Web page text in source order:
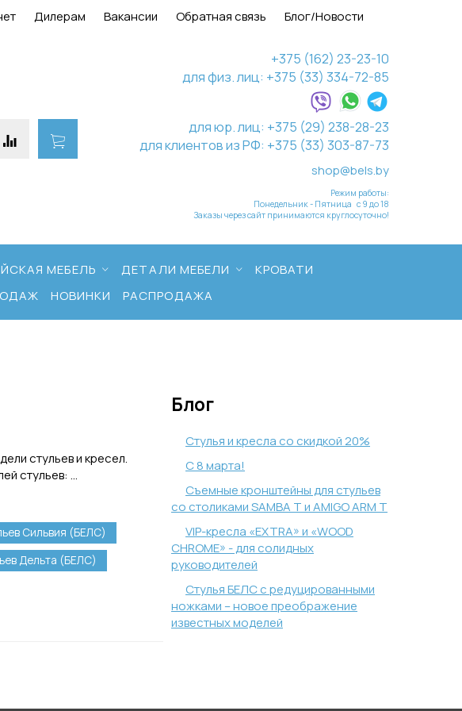
Дилерам Вакансии Обратная связь Блог/Новости
+375 (162) 23-23-10
для физ. лиц: +375 (33) 334-72-85
для юр. лиц: +375 (29) 238-28-23
для клиентов из РФ: +375 (33) 303-87-73
shop@bels.by
Режим работы:
Понедельник - Пятница с 9 до 18
Заказы через сайт принимаются круглосуточно!
МЕБЕЛЬ ДЕТАЛИ МЕБЕЛИ
КРОВАТИ
НОВИНКИ РАСПРОДАЖА
стульев и кресел.
стульев: ...
Сильвия (БЕЛС)
Дельта (БЕЛС)
Блог
Стулья и кресла со скидкой 20%
С 8 марта!
Съемные кронштейны для стульев
со столиками SAMBA T и AMIGO ARM T
VIP-кресла «EXTRA» и «WOOD
CHROME» - для солидных
руководителей
Стулья БЕЛС с редуцированными
ножками – новое преображение
известных моделей